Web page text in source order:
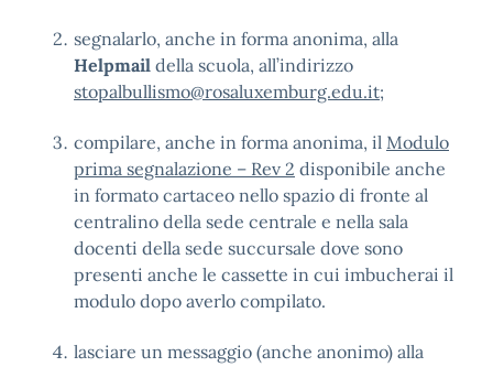
segnalarlo, anche in forma anonima, alla
Helpmail della scuola, all’indirizzo
stopalbullismo@rosaluxemburg.edu.it;
compilare, anche in forma anonima, il Modulo
prima segnalazione – Rev 2 disponibile anche
in formato cartaceo nello spazio di fronte al
centralino della sede centrale e nella sala
docenti della sede succursale dove sono
presenti anche le cassette in cui imbucherai il
modulo dopo averlo compilato.
lasciare un messaggio (anche anonimo) alla